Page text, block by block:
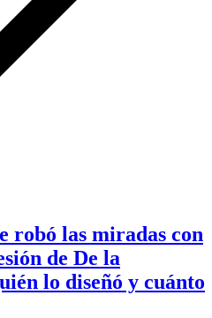
robó las miradas con
de De la
lo diseñó y cuánto